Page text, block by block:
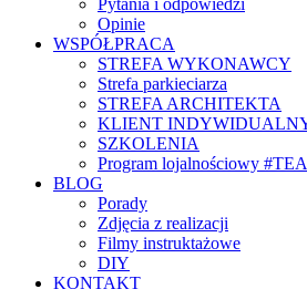
Pytania i odpowiedzi
Opinie
WSPÓŁPRACA
STREFA WYKONAWCY
Strefa parkieciarza
STREFA ARCHITEKTA
KLIENT
SZKOLENIA
Program lojalnościowy
BLOG
Porady
Zdjęcia z realizacji
Filmy instruktażowe
DIY
KONTAKT